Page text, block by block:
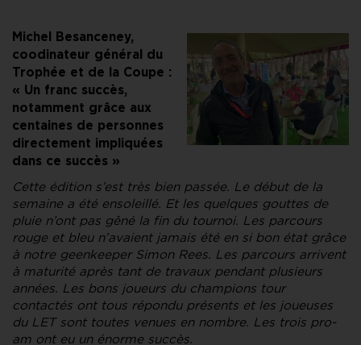
Michel Besanceney,
coodinateur général du
Trophée et de la Coupe :
« Un franc succès,
notamment grâce aux
centaines de personnes
directement impliquées
dans ce succès »
Cette édition s’est très bien passée. Le début de la
semaine a été ensoleillé. Et les quelques gouttes de
pluie n’ont pas gêné la fin du tournoi. Les parcours
rouge et bleu n’avaient jamais été en si bon état grâce
à notre geenkeeper Simon Rees. Les parcours arrivent
à maturité après tant de travaux pendant plusieurs
années. Les bons joueurs du champions tour
contactés ont tous répondu présents et les joueuses
du LET sont toutes venues en nombre. Les trois pro-
am ont eu un énorme succès.